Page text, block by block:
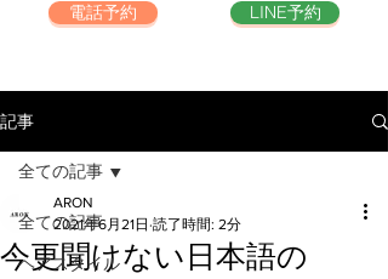
電話予約 LINE予約
記事
全ての記事
ヘアスタイル
全ての記事
今更聞けない日本語の
ARON
2021年6月21日 読了時間: 2分